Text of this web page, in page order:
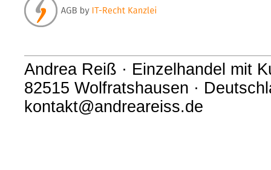
Andrea Reiß · Einzelhandel mit
82515 Wolfratshausen ·
kontakt@andreareiss.de